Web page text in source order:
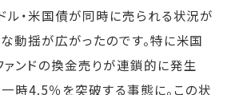
ル・米国債が同時に売られる状況が
動揺が広がったのです。特に米国
ンドの換金売りが連鎖的に発生
時4.5％を突破する事態に。この状